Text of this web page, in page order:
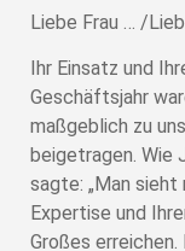
Liebe Frau … /
Ihr Einsatz und
Geschäftsjahr
maßgeblich zu
beigetragen. Wie
sagte: „Man sieht
Expertise und
Großes